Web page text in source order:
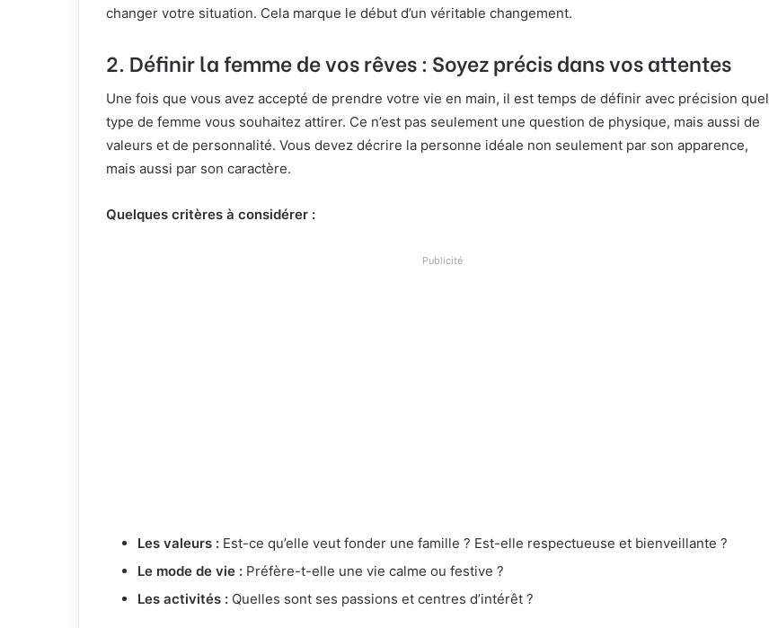
changer votre situation. Cela marque le début d’un véritable changement.
2. Définir la femme de vos rêves : Soyez précis dans vos attentes
Une fois que vous avez accepté de prendre votre vie en main, il est temps de définir avec précision quel
type de femme vous souhaitez attirer. Ce n’est pas seulement une question de physique, mais aussi de
valeurs et de personnalité. Vous devez décrire la personne idéale non seulement par son apparence,
mais aussi par son caractère.
Quelques critères à considérer :
Publicité
Les valeurs : Est-ce qu’elle veut fonder une famille ? Est-elle respectueuse et bienveillante ?
Le mode de vie : Préfère-t-elle une vie calme ou festive ?
Les activités : Quelles sont ses passions et centres d’intérêt ?